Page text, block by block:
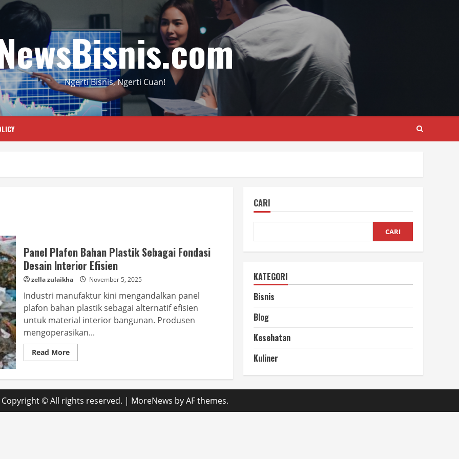
Ngerti Bisnis, Ngerti Cuan!
Panel Plafon Bahan Plastik Sebagai Fondasi
Desain Interior Efisien
zella zulaikha November 5, 2025
Industri manufaktur kini mengandalkan panel
plafon bahan plastik sebagai alternatif efisien
untuk material interior bangunan. Produsen
mengoperasikan...
Read MoreRead
more
Plafon
Bahan
Plastik
Sebagai
Fondasi
CARI
CARI
KATEGORI
Bisnis
Blog
Kesehatan
Kuliner
Copyright © All rights reserved. | MoreNews by AF themes.